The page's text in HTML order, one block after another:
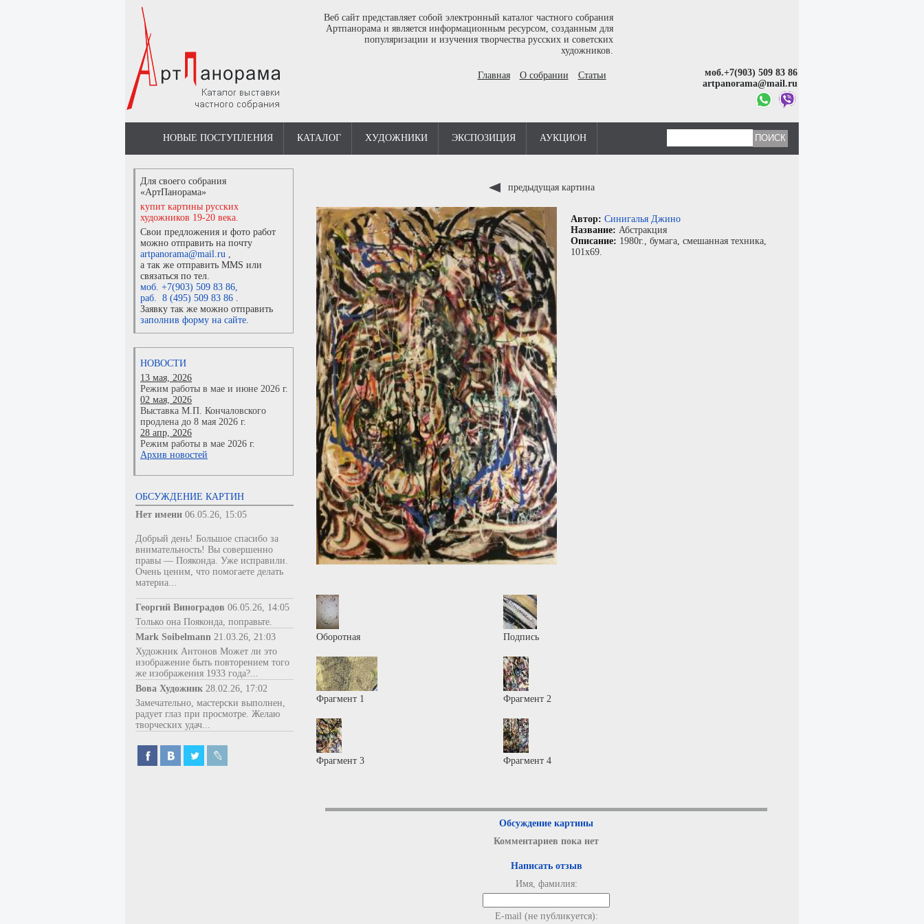
Веб сайт представляет собой электронный каталог частного собрания
Артпанорама и является информационным ресурсом, созданным для
популяризации и изучения творчества русских и советских
художников.
Главная О собрании Статьи
моб.+7(903) 509 83 86
artpanorama@mail.ru
НОВЫЕ ПОСТУПЛЕНИЯ КАТАЛОГ ХУДОЖНИКИ ЭКСПОЗИЦИЯ АУКЦИОН
Для своего собрания
«АртПанорама»
купит картины русских
художников 19-20 века.
Свои предложения и фото работ
можно отправить на почту
artpanorama@mail.ru ,
а так же отправить MMS или
связаться по тел.
моб. +7(903) 509 83 86,
раб. 8 (495) 509 83 86 .
Заявку так же можно отправить
заполнив форму на сайте.
НОВОСТИ
13 мая, 2026
Режим работы в мае и июне 2026 г.
02 мая, 2026
Выставка М.П. Кончаловского
продлена до 8 мая 2026 г.
28 апр, 2026
Режим работы в мае 2026 г.
Архив новостей
ОБСУЖДЕНИЕ КАРТИН
Нет имени 06.05.26, 15:05
Добрый день! Большое спасибо за
внимательность! Вы совершенно
правы — Пояконда. Уже исправили.
Очень ценим, что помогаете делать
материа...
Георгий Виноградов 06.05.26, 14:05
Только она Пояконда, поправьте.
Mark Soibelmann 21.03.26, 21:03
Художник Антонов Может ли это
изображение быть повторением того
же изображения 1933 года?...
Вова Художник 28.02.26, 17:02
Замечательно, мастерски выполнен,
радует глаз при просмотре. Желаю
творческих удач...
предыдущая картина
Автор: Синигалья Джино
Название: Абстракция
Описание: 1980г., бумага, смешанная техника,
101x69.
Оборотная Подпись
Фрагмент 1 Фрагмент 2
Фрагмент 3 Фрагмент 4
Обсуждение картины
Комментариев пока нет
Написать отзыв
Имя, фамилия:
E-mail (не публикуется):